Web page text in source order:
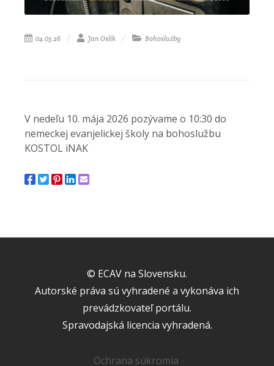
04.05.26 Jan Oslík Bohoslužby
V nedeľu 10. mája 2026 pozývame o 10:30 do
nemeckej evanjelickej školy na bohoslužbu
KOSTOL iNAK
© ECAV na Slovensku.
Autorské práva sú vyhradené a vykonáva ich
prevádzkovateľ portálu.
Spravodajská licencia vyhradená.
Ochrana súkromia